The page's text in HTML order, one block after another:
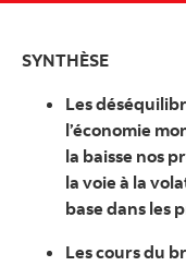
SYNTHÈSE
Les
l’économie
la baisse nos
la voie à la
base dans les
Les cours du